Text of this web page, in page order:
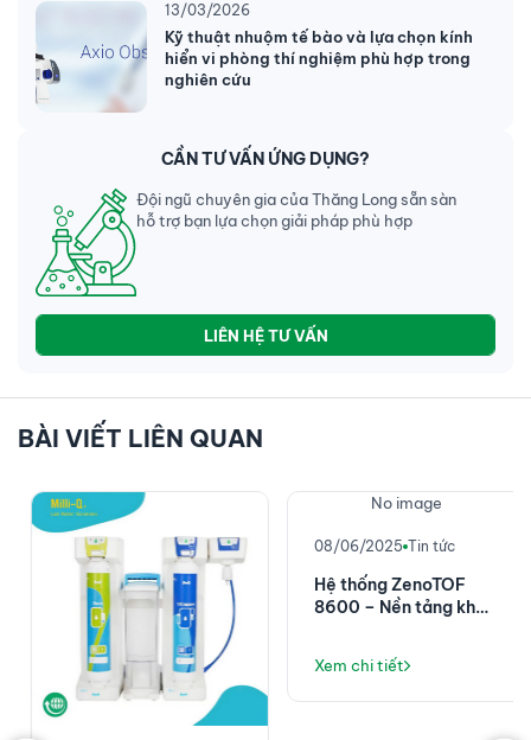
13/03/2026
Kỹ thuật nhuộm tế bào và lựa chọn kính
hiển vi phòng thí nghiệm phù hợp trong
nghiên cứu
CẦN TƯ VẤN ỨNG DỤNG?
Đội ngũ chuyên gia của Thăng Long sẵn sàn
hỗ trợ bạn lựa chọn giải pháp phù hợp
LIÊN HỆ TƯ VẤN
BÀI VIẾT LIÊN QUAN
No image
08/06/2025 Tin tức
Hệ thống ZenoTOF
8600 – Nền tảng khối
độ nhạy đột phá
Xem chi tiết